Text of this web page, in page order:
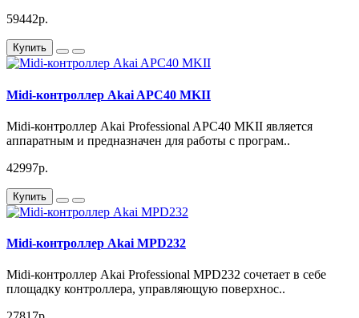
59442р.
Купить
Midi-контроллер Akai APC40 MKII
Midi-контроллер Akai Professional APC40 MKII является
аппаратным и предназначен для работы с програм..
42997р.
Купить
Midi-контроллер Akai MPD232
Midi-контроллер Akai Professional MPD232 сочетает в себе
площадку контроллера, управляющую поверхнос..